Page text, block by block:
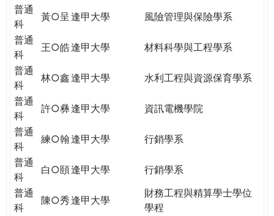
普通
科
黃○呈 逢甲大學
風險管理與保險學系
普通
科
王○皓逢甲大學
材料科學與工程學系
普通
科
林○鑫逢甲大學
水利工程與資源保育學系
普通
科
許○彝逢甲大學
資訊電機學院
普通
科
練○翰逢甲大學
行銷學系
普通
科
白○頤逢甲大學
行銷學系
普通
科
陳○秀逢甲大學
財務工程與精算學士學位
學程